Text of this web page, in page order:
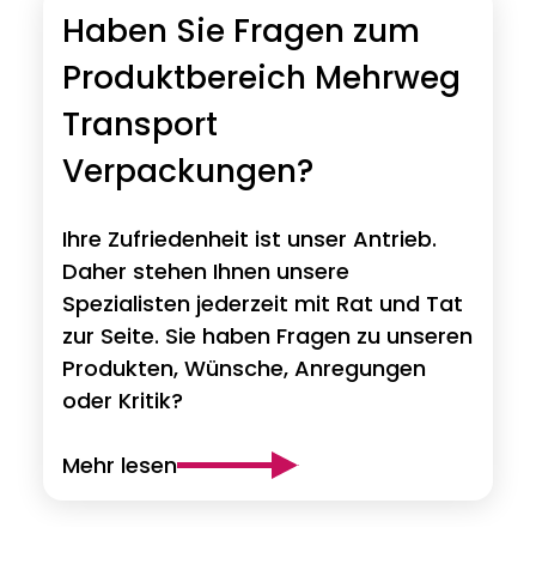
Haben Sie Fragen zum
Produktbereich Mehrweg
Transport
Verpackungen?
Ihre Zufriedenheit ist unser Antrieb.
Daher stehen Ihnen unsere
Spezialisten jederzeit mit Rat und Tat
zur Seite. Sie haben Fragen zu unseren
Produkten, Wünsche, Anregungen
oder Kritik?
Mehr lesen